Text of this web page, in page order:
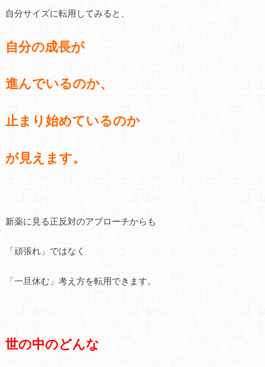
自分サイズに転用してみると、
自分の成長が
進んでいるのか、
止まり始めているのか
が見えます。
新薬に見る正反対のアプローチからも
「頑張れ」ではなく
「一旦休む」考え方を転用できます。
世の中のどんな